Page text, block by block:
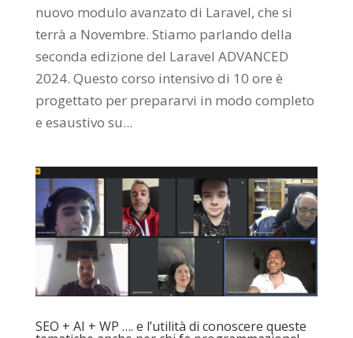
nuovo modulo avanzato di Laravel, che si
terrà a Novembre. Stiamo parlando della
seconda edizione del Laravel ADVANCED
2024. Questo corso intensivo di 10 ore è
progettato per prepararvi in modo completo
e esaustivo su...
SEO + AI + WP …. e l’utilità di conoscere queste